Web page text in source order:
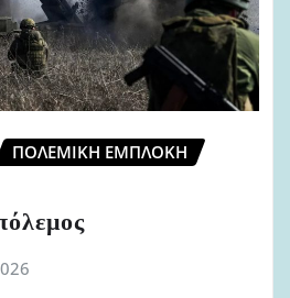
ΠΟΛΕΜΙΚΉ ΕΜΠΛΟΚΉ